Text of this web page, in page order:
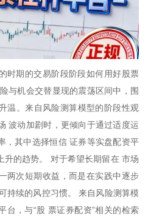
时期的交易阶段阶段如何用好股票
与机会交替显现的震荡区间中，围
温。来自风险测算模型的阶段性观
波动加剧时，更倾向于通过适度运
，其中选择恒信 证券等实盘配资平
升的趋势。 对于希望长期留在 市场
两次短期收益，而是在实践中逐步
持续的风控习惯。 来自风险测算模
台，与“股 票证券配资”相关的检索